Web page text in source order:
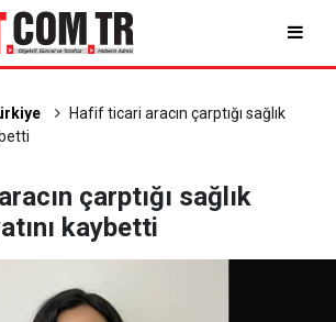
Hafif ticari aracın çarptığı sağlık
çarptığı sağlık
kaybetti